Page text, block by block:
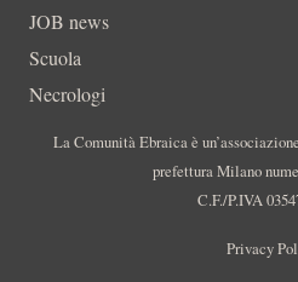
JOB news
Scuola
Necrologi
La Comunità Ebraica è
prefettura Milano
C.F./P.IVA
Privacy